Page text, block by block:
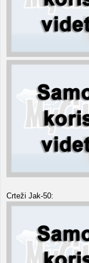
Crteži Jak-50: